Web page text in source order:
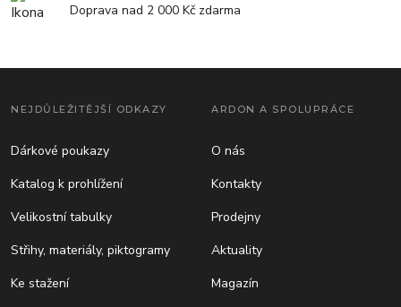
Doprava nad 2 000 Kč zdarma
NEJDŮLEŽITĚJŠÍ ODKAZY
Dárkové poukazy
Katalog k prohlížení
Velikostní tabulky
Střihy, materiály, piktogramy
Ke stažení
ARDON A SPOLUPRÁCE
O nás
Kontakty
Prodejny
Aktuality
Magazín